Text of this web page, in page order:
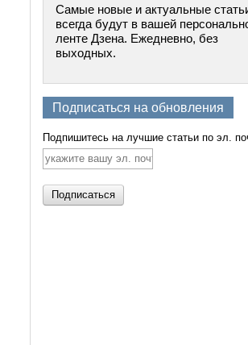
Самые новые и актуальные
всегда будут в вашей
ленте Дзена. Ежедневно, без
выходных.
Подписаться на обновления
Подпишитесь на лучшие статьи по эл.